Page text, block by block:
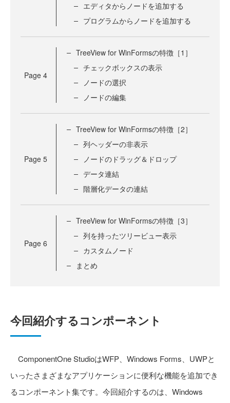
エディタからノードを追加する
プログラムからノードを追加する
Page 4
TreeView for WinFormsの特徴［1］
チェックボックスの表示
ノードの選択
ノードの編集
Page 5
TreeView for WinFormsの特徴［2］
列ヘッダーの非表示
ノードのドラッグ＆ドロップ
データ連結
階層化データの連結
Page 6
TreeView for WinFormsの特徴［3］
列を持ったツリービュー表示
カスタムノード
まとめ
今回紹介するコンポーネント
ComponentOne StudioはWFP、Windows Forms、UWPと
いったさまざまなアプリケーションに便利な機能を追加でき
るコンポーネント集です。今回紹介するのは、Windows